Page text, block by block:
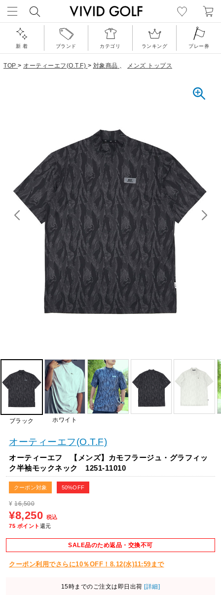
新 着 ブランド カテゴリ ランキング プレー券
TOP > オーティーエフ(O.T.F) > 対象商品 、 メンズ トップス
ブラック ホワイト
オーティーエフ(O.T.F)
オーティーエフ 【メンズ】カモフラージュ・グラフィッ
ク半袖モックネック 1251-11010
クーポン対象 50%OFF
¥ 16,500
¥8,250 税込
75 ポイント 還元
SALE品のため返品・交換不可
クーポン利用でさらに10％OFF！8.12(水)11:59まで
15時までのご注文は即日出荷 [詳細]